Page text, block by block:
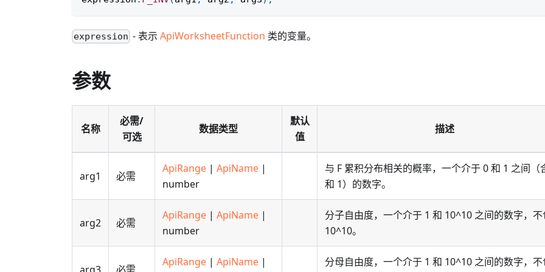
expression - 表示ApiWorksheetFunction 类的变量。
参数
名称
必需/
可选
数据类型
默认
值
描述
arg1 必需
ApiRange | ApiName |
number
与 F 累积分布相关的概率，一个介于 0 和 1 之间（
和 1）的数字。
arg2 必需
ApiRange | ApiName |
number
分子自由度，一个介于 1 和 10^10 之间的数字，
10^10。
ApiRange | ApiName |
分母自由度，一个介于 1 和 10^10 之间的数字，